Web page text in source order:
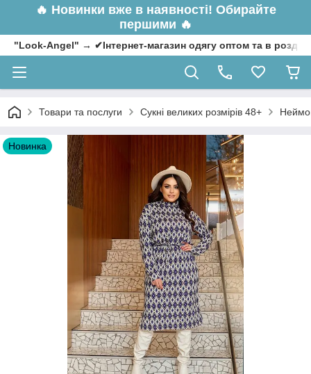
🔥 Новинки вже в наявності! Обирайте
першими 🔥
"Look-Angel" → ✔Інтернет-магазин одягу оптом та в
Товари та послуги Сукні великих розмірів 48+
Новинка